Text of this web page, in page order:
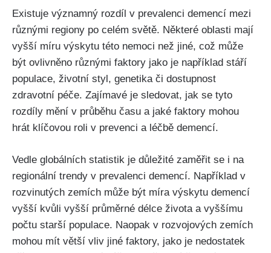
Existuje významný rozdíl v prevalenci demencí mezi
různými regiony po celém světě. Některé oblasti mají
vyšší míru výskytu této nemoci než jiné, což může
být ovlivněno různými faktory jako je například stáří
populace, životní styl, genetika či dostupnost
zdravotní péče. Zajímavé je sledovat, jak se tyto
rozdíly mění v průběhu času a jaké faktory mohou
hrát klíčovou roli v prevenci a léčbě demencí.
Vedle globálních statistik je důležité zaměřit se i na
regionální trendy v prevalenci demencí. Například v
rozvinutých zemích může být míra výskytu demencí
vyšší kvůli vyšší průměrné délce života a vyššímu
počtu starší populace. Naopak v rozvojových zemích
mohou mít větší vliv jiné faktory, jako je nedostatek